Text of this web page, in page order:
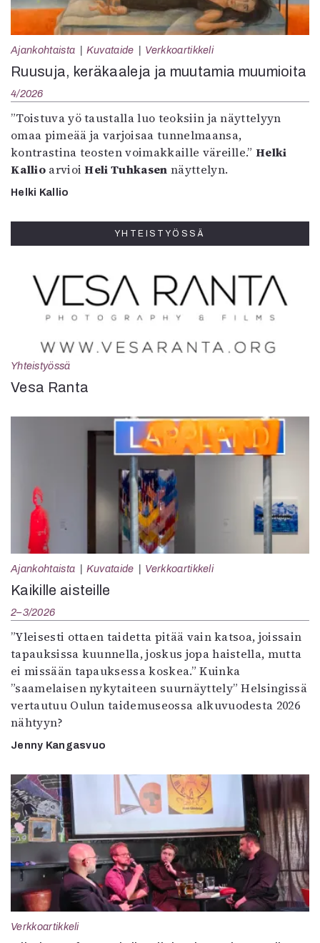
Ajankohtaista Kuvataide Verkkoartikkeli
Ruusuja, keräkaaleja ja muutamia muumioita
4/2026
”Toistuva yö taustalla luo teoksiin ja näyttelyyn
omaa pimeää ja varjoisaa tunnelmaansa,
kontrastina teosten voimakkaille väreille.”Helki
KallioarvioiHeli Tuhkasen näyttelyn.
Helki Kallio
YHTEISTYÖSSÄ
Yhteistyössä
Vesa Ranta
Ajankohtaista Kuvataide Verkkoartikkeli
Kaikille aisteille
2–3/2026
”Yleisesti ottaen taidetta pitää vain katsoa, joissain
tapauksissa kuunnella, joskus jopa haistella, mutta
ei missään tapauksessa koskea.” Kuinka
”saamelaisen nykytaiteen suurnäyttely” Helsingissä
vertautuu Oulun taidemuseossa alkuvuodesta 2026
nähtyyn?
Jenny Kangasvuo
Verkkoartikkeli